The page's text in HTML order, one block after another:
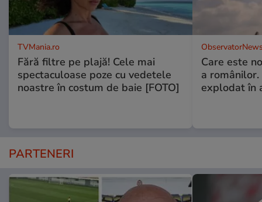
TVMania.ro
Fără filtre pe plajă! Cele mai
spectaculoase poze cu vedetele
noastre în costum de baie [FOTO]
Care este
a
explodat în
PARTENERI